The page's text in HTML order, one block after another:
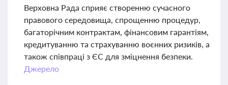
Верховна Рада сприяє створенню сучасного
правового середовища, спрощенню процедур,
багаторічним контрактам, фінансовим гарантіям,
кредитуванню та страхуванню воєнних ризиків, а
також співпраці з ЄС для зміцнення безпеки.
Джерело